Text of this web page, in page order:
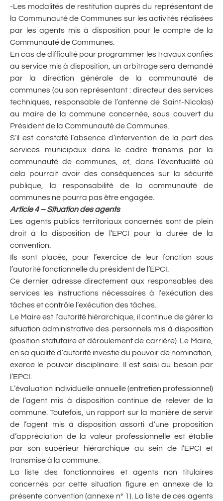
-Les modalités de restitution auprès du représentant de
la Communauté de Communes sur les activités réalisées
par les agents mis à disposition pour le compte de la
Communauté de Communes.
En cas de difficulté pour programmer les travaux confiés
au service mis à disposition, un arbitrage sera demandé
par la direction générale de la communauté de
communes (ou son représentant : directeur des services
techniques, responsable de l’antenne de Saint-Nicolas)
au maire de la commune concernée, sous couvert du
Président de la Communauté de Communes.
S’il est constaté l’absence d’intervention de la part des
services municipaux dans le cadre transmis par la
communauté de communes, et, dans l’éventualité où
cela pourrait avoir des conséquences sur la sécurité
publique, la responsabilité de la communauté de
communes ne pourra pas être engagée.
Article 4 – Situation des agents
Les agents publics territoriaux concernés sont de plein
droit à la disposition de l’EPCI pour la durée de la
convention.
Ils sont placés, pour l’exercice de leur fonction sous
l’autorité fonctionnelle du président de l’EPCI.
Ce dernier adresse directement aux responsables des
services les instructions nécessaires à l’exécution des
tâches et contrôle l’exécution des tâches.
Le Maire est l’autorité hiérarchique, il continue de gérer la
situation administrative des personnels mis à disposition
(position statutaire et déroulement de carrière). Le Maire,
en sa qualité d’autorité investie du pouvoir de nomination,
exerce le pouvoir disciplinaire. Il est saisi au besoin par
l’EPCI.
L’évaluation individuelle annuelle (entretien professionnel)
de l’agent mis à disposition continue de relever de la
commune. Toutefois, un rapport sur la manière de servir
de l’agent mis à disposition assorti d’une proposition
d’appréciation de la valeur professionnelle est établie
par son supérieur hiérarchique au sein de l’EPCI et
transmise à la commune.
La liste des fonctionnaires et agents non titulaires
concernés par cette situation figure en annexe de la
présente convention (annexe n° 1). La liste de ces agents